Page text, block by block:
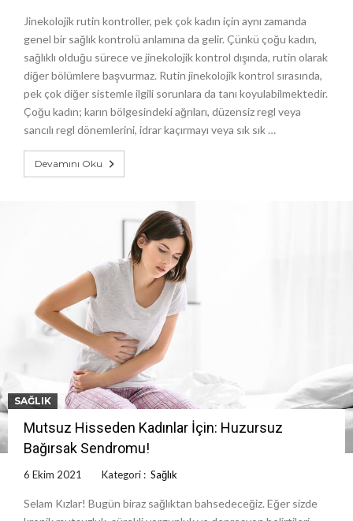
Jinekolojik rutin kontroller, pek çok kadın için aynı zamanda
genel bir sağlık kontrolü anlamına da gelir. Çünkü çoğu kadın,
sağlıklı olduğu sürece ve jinekolojik kontrol dışında, rutin olarak
diğer bölümlere başvurmaz. Rutin jinekolojik kontrol sırasında,
pek çok diğer sistemle ilgili sorunlara da tanı koyulabilmektedir.
Çoğu kadın; karın bölgesindeki ağrıları, düzensiz regl veya
sancılı regl dönemlerini, idrar kaçırmayı veya sık sık …
Devamını Oku
SAĞLIK
Mutsuz Hisseden Kadınlar İçin: Huzursuz
Bağırsak Sendromu!
6 Ekim 2021 Kategori : Sağlık
Selam Kızlar! Bugün biraz sağlıktan bahsedeceğiz. Eğer sizde